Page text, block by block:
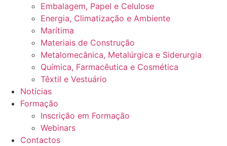
Embalagem, Papel e Celulose
Energia, Climatização e Ambiente
Marítima
Materiais de Construção
Metalomecânica, Metalúrgica e Siderurgia
Química, Farmacêutica e Cosmética
Têxtil e Vestuário
Notícias
Formação
Inscrição em Formação
Webinars
Contactos